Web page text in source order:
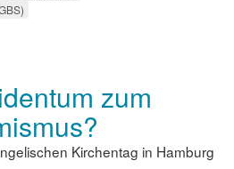
zum
Kirchentag in Hamburg